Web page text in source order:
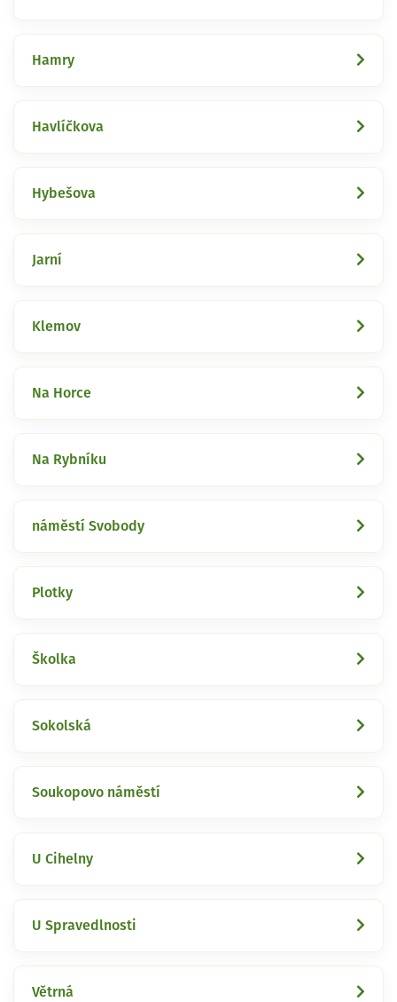
Hamry
Havlíčkova
Hybešova
Jarní
Klemov
Na Horce
Na Rybníku
náměstí Svobody
Plotky
Školka
Sokolská
Soukopovo náměstí
U Cihelny
U Spravedlnosti
Větrná